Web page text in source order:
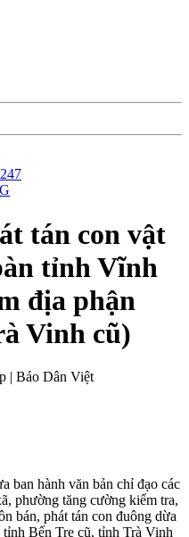
tán con vật
tỉnh Vĩnh
địa phận
Vinh cũ)
| Báo Dân Việt
ban hành văn bản chỉ đạo các
phường tăng cường kiểm tra,
bán, phát tán con đuông dừa
Bến Tre cũ, tỉnh Trà Vinh